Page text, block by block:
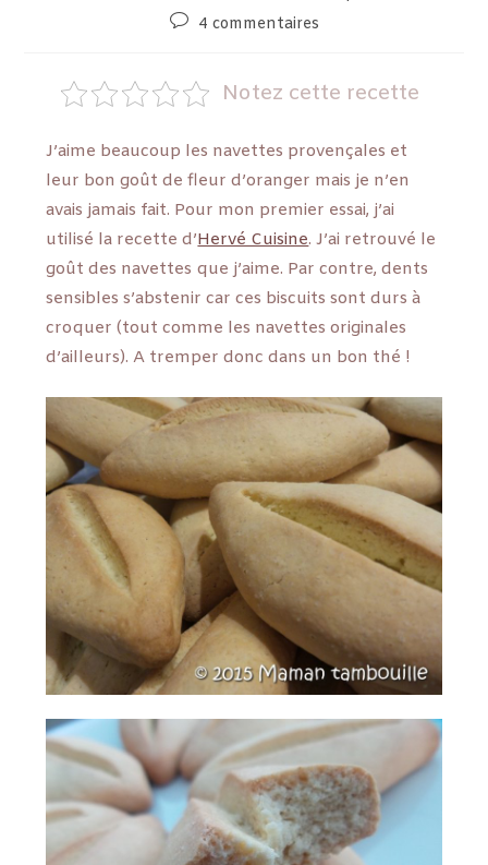
4 commentaires
Notez cette recette
J’aime beaucoup les navettes provençales et
leur bon goût de fleur d’oranger mais je n’en
avais jamais fait. Pour mon premier essai, j’ai
utilisé la recette d’Hervé Cuisine. J’ai retrouvé le
goût des navettes que j’aime. Par contre, dents
sensibles s’abstenir car ces biscuits sont durs à
croquer (tout comme les navettes originales
d’ailleurs). A tremper donc dans un bon thé !